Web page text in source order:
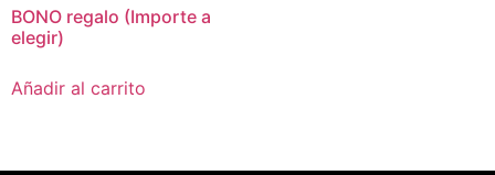
BONO regalo (Importe a
elegir)
Añadir al carrito